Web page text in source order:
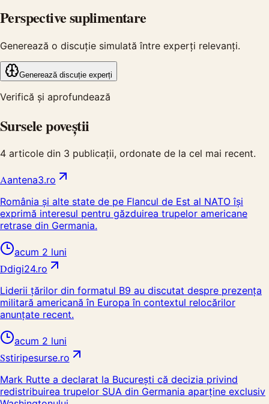
Perspective suplimentare
Generează o discuție simulată între experți relevanți.
Generează discuție experți
Verifică și aprofundează
Sursele poveștii
4 articole din 3 publicații, ordonate de la cel mai recent.
Aantena3.ro
România și alte state de pe Flancul de Est al NATO își
exprimă interesul pentru găzduirea trupelor americane
retrase din Germania.
acum 2 luni
Ddigi24.ro
Liderii țărilor din formatul B9 au discutat despre prezența
militară americană în Europa în contextul relocărilor
anunțate recent.
acum 2 luni
Sstiripesurse.ro
Mark Rutte a declarat la București că decizia privind
redistribuirea trupelor SUA din Germania aparține exclusiv